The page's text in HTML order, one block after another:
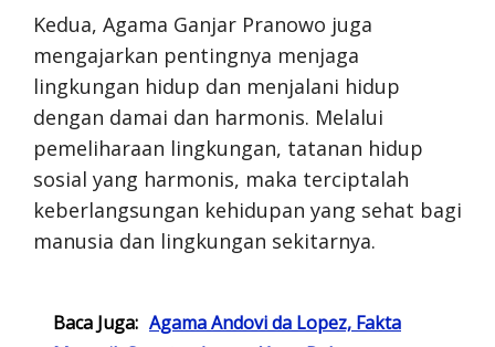
Kedua, Agama Ganjar Pranowo juga
mengajarkan pentingnya menjaga
lingkungan hidup dan menjalani hidup
dengan damai dan harmonis. Melalui
pemeliharaan lingkungan, tatanan hidup
sosial yang harmonis, maka terciptalah
keberlangsungan kehidupan yang sehat bagi
manusia dan lingkungan sekitarnya.
Baca Juga: Agama Andovi da Lopez, Fakta